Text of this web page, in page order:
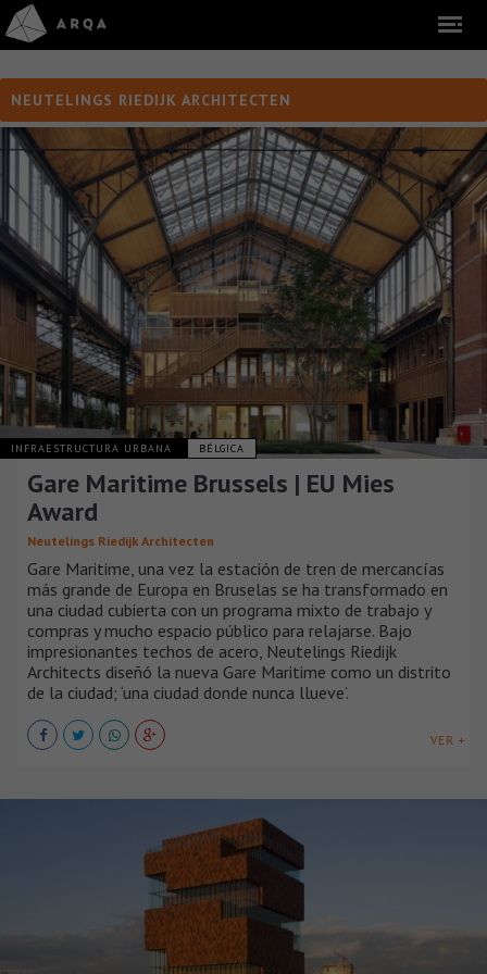
NEUTELINGS RIEDIJK ARCHITECTEN
INFRAESTRUCTURA URBANA BÉLGICA
Gare Maritime Brussels | EU Mies
Award
Neutelings Riedijk Architecten
Gare Maritime, una vez la estación de tren de mercancías
más grande de Europa en Bruselas se ha transformado en
una ciudad cubierta con un programa mixto de trabajo y
compras y mucho espacio público para relajarse. Bajo
impresionantes techos de acero, Neutelings Riedijk
Architects diseñó la nueva Gare Maritime como un distrito
de la ciudad; ‘una ciudad donde nunca llueve’.
VER +